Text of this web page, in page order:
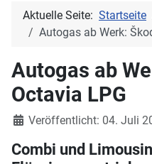
Aktuelle Seite: Startseite
Autogas ab Werk:
Autogas ab
Octavia LPG
DetailsVeröffentlicht: 04. Juli
Combi und